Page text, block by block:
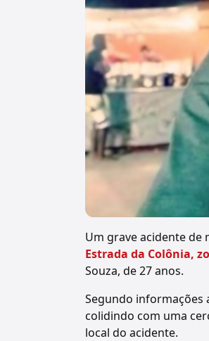
Um grave acidente de
Estrada da Colônia,
Souza, de 27 anos.
Segundo informações
colidindo com uma
local do acidente.